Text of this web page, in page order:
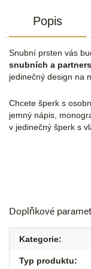
Popis
Snubní prsten vás
snubních a
jedinečný design na
Chcete šperk s
jemný nápis,
v jedinečný šperk s
Doplňkové
Kategorie:
Typ produktu: